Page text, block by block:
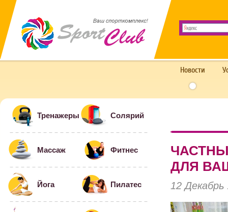
Новости
Тренажеры Солярий
Массаж Фитнес
Йога Пилатес
ДЛЯ
12 Декабрь